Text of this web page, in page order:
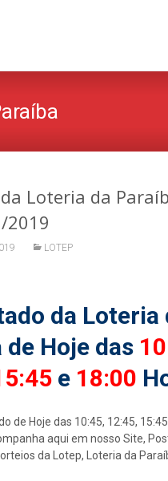
Loteria da
2019
LOTEP
da Loteria
de Hoje das
e 18:00
de Hoje das 10:45, 12:45,
aqui em nosso Site,
da Lotep, Loteria da